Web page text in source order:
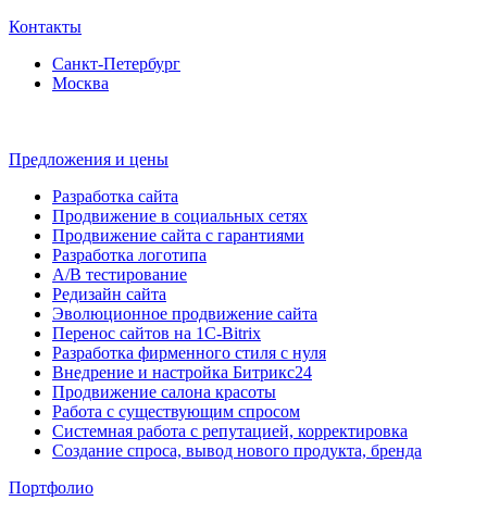
Контакты
Санкт-Петербург
Москва
Предложения и цены
Разработка сайта
Продвижение в социальных сетях
Продвижение сайта с гарантиями
Разработка логотипа
A/B тестирование
Редизайн сайта
Эволюционное продвижение сайта
Перенос сайтов на 1С-Bitrix
Разработка фирменного стиля с нуля
Внедрение и настройка Битрикс24
Продвижение салона красоты
Работа с существующим спросом
Системная работа с репутацией, корректировка
Создание спроса, вывод нового продукта, бренда
Портфолио